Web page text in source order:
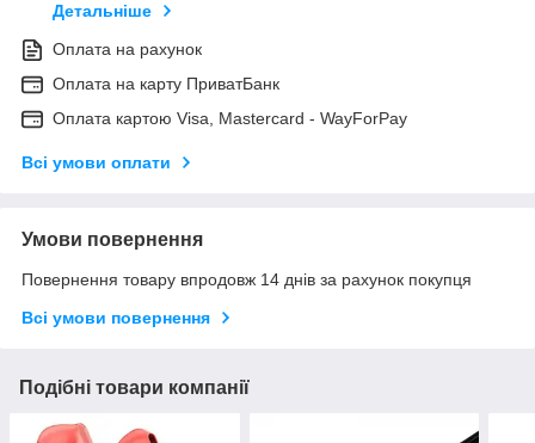
Детальніше
Оплата на рахунок
Оплата на карту ПриватБанк
Оплата картою Visa, Mastercard - WayForPay
Всі умови оплати
Умови повернення
Повернення товару впродовж 14 днів за рахунок покупця
Всі умови повернення
Подібні товари компанії